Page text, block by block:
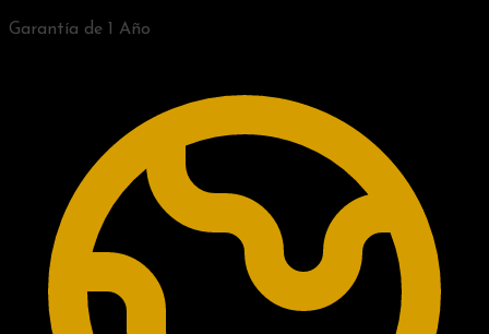
Garantía de 1 Año